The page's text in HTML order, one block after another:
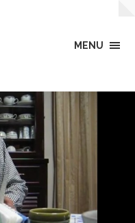
MENU